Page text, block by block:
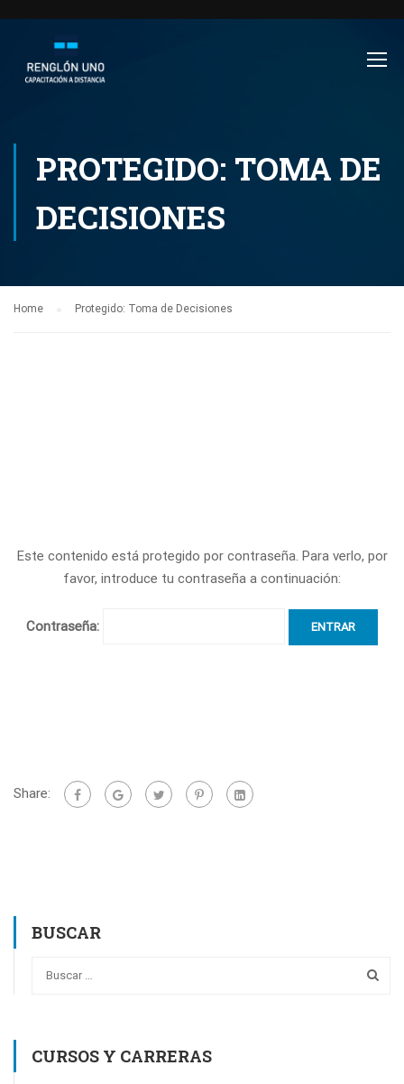
PROTEGIDO: TOMA DE
DECISIONES
Home Protegido: Toma de Decisiones
Este contenido está protegido por contraseña. Para verlo, por
favor, introduce tu contraseña a continuación:
Contraseña:
Share:
BUSCAR
CURSOS Y CARRERAS